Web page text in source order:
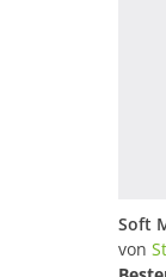
Soft
von